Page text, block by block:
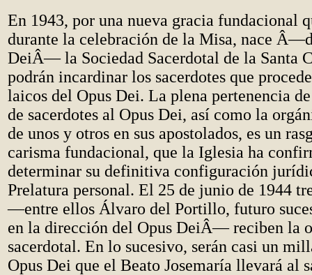
En 1943, por una nueva gracia fundacional
durante la celebración de la Misa, nace
DeiÂ— la Sociedad Sacerdotal de la Santa
podrán incardinar los sacerdotes que
laicos del Opus Dei. La plena pertenencia
de sacerdotes al Opus Dei, así como la
de unos y otros en sus apostolados, es un
carisma fundacional, que la Iglesia ha
determinar su definitiva configuración
Prelatura personal. El 25 de junio de 1944
—entre ellos Álvaro del Portillo, futuro
en la dirección del Opus DeiÂ— reciben la
sacerdotal. En lo sucesivo, serán casi un
Opus Dei que el Beato Josemaría llevará al